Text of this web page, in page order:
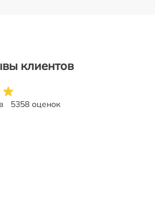
клиентов
5358 оценок